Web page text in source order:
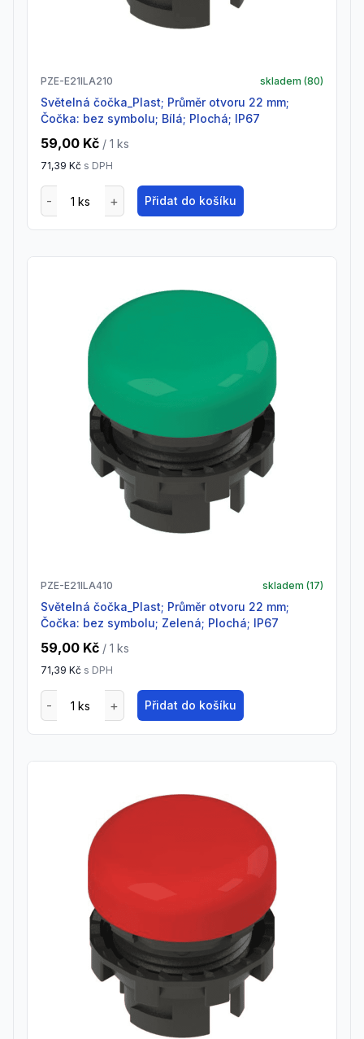
PZE-E21ILA210 skladem (80)
Světelná čočka_Plast; Průměr otvoru 22 mm;
Čočka: bez symbolu; Bílá; Plochá; IP67
59,00 Kč / 1 ks
71,39 Kč s DPH
Přidat do košíku
PZE-E21ILA410 skladem (17)
Světelná čočka_Plast; Průměr otvoru 22 mm;
Čočka: bez symbolu; Zelená; Plochá; IP67
59,00 Kč / 1 ks
71,39 Kč s DPH
Přidat do košíku